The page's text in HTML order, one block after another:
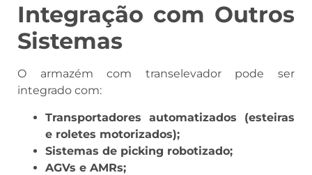
Integração com Outros
Sistemas
O armazém com transelevador pode ser
integrado com:
Transportadores automatizados (esteiras
e roletes motorizados);
Sistemas de picking robotizado;
AGVs e AMRs;